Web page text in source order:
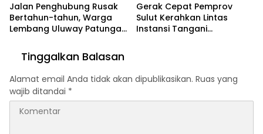
Jalan Penghubung Rusak
Bertahun-tahun, Warga
Lembang Uluway Patungan
Swadaya
Gerak Cepat Pemprov
Sulut Kerahkan Lintas
Instansi Tangani
Tinggalkan Balasan
Alamat email Anda tidak akan dipublikasikan. Ruas yang
wajib ditandai *